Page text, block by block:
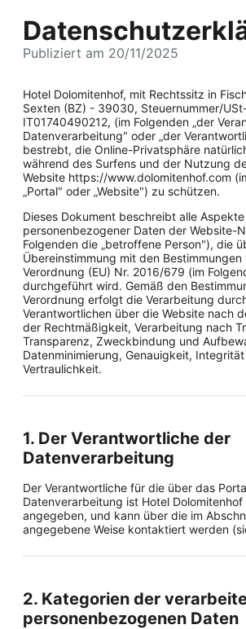
Publiziert am 20/11/2025
Hotel Dolomitenhof, mit Rechtssitz in
Sexten (BZ) - 39030, Steuernummer/
IT01740490212, (im Folgenden „der
Datenverarbeitung" oder „der
bestrebt, die Online-Privatsphäre
während des Surfens und der Nutzung
Website https://www.dolomitenhof.com
„Portal" oder „Website") zu schützen.
Dieses Dokument beschreibt alle
personenbezogener Daten der Website-
Folgenden die „betroffene Person"), die
Übereinstimmung mit den
Verordnung (EU) Nr. 2016/679 (im
durchgeführt wird. Gemäß den
Verordnung erfolgt die Verarbeitung
Verantwortlichen über die Website nach
der Rechtmäßigkeit, Verarbeitung nach
Transparenz, Zweckbindung und
Datenminimierung, Genauigkeit,
Vertraulichkeit.
1. Der Verantwortliche der
Datenverarbeitung
Der Verantwortliche für die über das
Datenverarbeitung ist Hotel
angegeben, und kann über die im
angegebene Weise kontaktiert werden
2. Kategorien der
personenbezogenen Daten